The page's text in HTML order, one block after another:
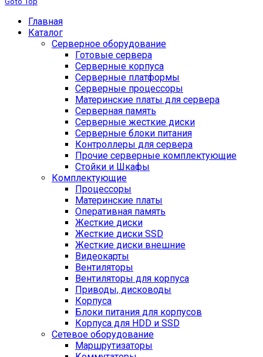
Главная
Каталог
Серверное оборудование
Готовые сервера
Серверные корпуса
Серверные платформы
Серверные процессоры
Материнские платы для сервера
Серверная память
Серверные жесткие диски
Серверные блоки питания
Контроллеры для сервера
Прочие серверные комплектующие
Стойки и Шкафы
Комплектующие
Процессоры
Материнские платы
Оперативная память
Жесткие диски
Жесткие диски SSD
Жесткие диски внешние
Видеокарты
Вентиляторы
Вентиляторы для корпуса
Приводы, дисководы
Корпуса
Блоки питания для корпусов
Корпуса для HDD и SSD
Сетевое оборудование
Маршрутизаторы